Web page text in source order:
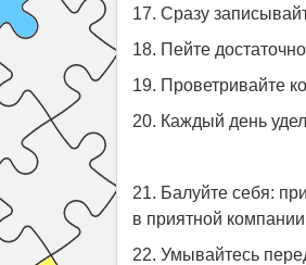
17. Сразу
18. Пейте
19. Проветривайте
20. Каждый день
21. Балуйте себя:
в приятной
22. Умывайтесь